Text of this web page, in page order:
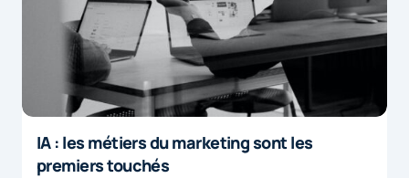
IA : les métiers du marketing sont les
premiers touchés